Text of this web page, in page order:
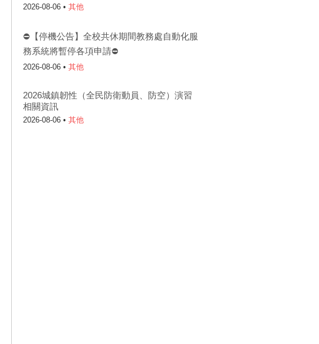
2026-08-06 • 其他
⛔【停機公告】全校共休期間教務處自動化服
務系統將暫停各項申請⛔
2026-08-06 • 其他
2026城鎮韌性（全民防衛動員、防空）演習
相關資訊
2026-08-06 • 其他